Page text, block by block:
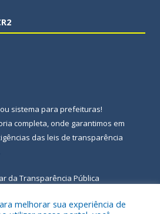
ou sistema para prefeituras!
completa, onde garantimos em
das leis de transparência
da Transparência Pública
melhorar sua experiência de